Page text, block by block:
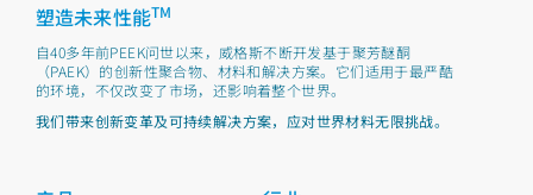
塑造未来性能TM
自40多年前PEEK问世以来，威格斯不断开发基于聚芳醚酮
（PAEK）的创新性聚合物、材料和解决方案。它们适用于最严酷
的环境，不仅改变了市场，还影响着整个世界。
我们带来创新变革及可持续解决方案，应对世界材料无限挑战。